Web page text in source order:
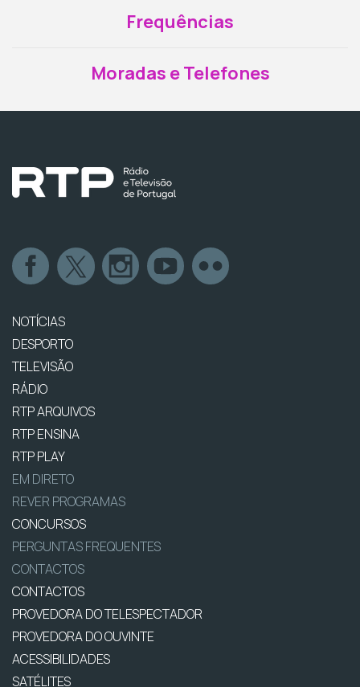
Frequências
Moradas e Telefones
NOTÍCIAS
DESPORTO
TELEVISÃO
RÁDIO
RTP ARQUIVOS
RTP ENSINA
RTP PLAY
EM DIRETO
REVER PROGRAMAS
CONCURSOS
PERGUNTAS FREQUENTES
CONTACTOS
CONTACTOS
PROVEDORA DO TELESPECTADOR
PROVEDORA DO OUVINTE
ACESSIBILIDADES
SATÉLITES